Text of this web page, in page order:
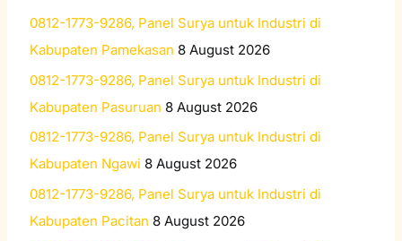
h
f
0812-1773-9286, Panel Surya untuk Industri di
Kabupaten Pamekasan 8 August 2026
0812-1773-9286, Panel Surya untuk Industri di
Kabupaten Pasuruan 8 August 2026
0812-1773-9286, Panel Surya untuk Industri di
Kabupaten Ngawi 8 August 2026
0812-1773-9286, Panel Surya untuk Industri di
Kabupaten Pacitan 8 August 2026